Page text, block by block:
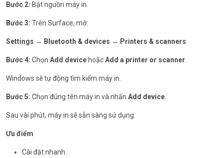
Bước 2: Bật nguồn máy in.
Bước 3: Trên Surface, mở:
Settings → Bluetooth & devices → Printers & scanners
Bước 4: Chọn Add device hoặcAdd a printer or scanner.
Windows sẽ tự động tìm kiếm máy in.
Bước 5: Chọn đúng tên máy in và nhấn Add device.
Sau vài phút, máy in sẽ sẵn sàng sử dụng.
Ưu điểm
Cài đặt nhanh.